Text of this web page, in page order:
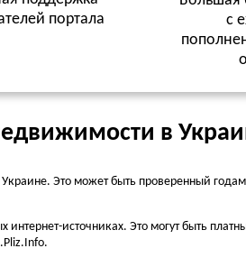
портала
с
в
Это может быть проверенный
источниках. Это могут быть